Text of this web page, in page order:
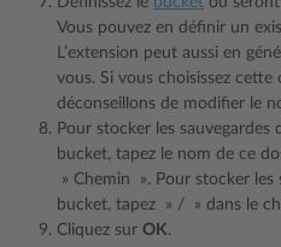
Vous pouvez en définir un
L’extension peut aussi en
vous. Si vous choisissez
déconseillons de modifier le
Pour stocker les sauvegardes
bucket, tapez le nom de ce
» Chemin ». Pour stocker les
bucket, tapez » / » dans le
Cliquez sur OK.